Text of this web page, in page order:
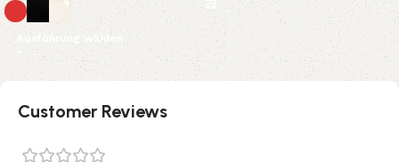
Ausführung wählen
Customer Reviews